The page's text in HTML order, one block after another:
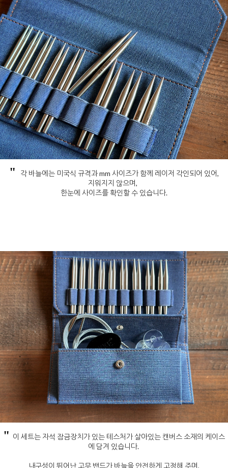
"
각 바늘에는 미국식 규격과 mm 사이즈가 함께 레이저 각인되어 있어,
지워지지 않으며,
한눈에 사이즈를 확인할 수 있습니다.
" 이 세트는 자석 잠금장치가 있는 테스처가 살아있는 캔버스 소재의 케이스
에 담겨 있습니다.
내구성이 뛰어난 고무 밴드가 바늘을 안전하게 고정해 주며,